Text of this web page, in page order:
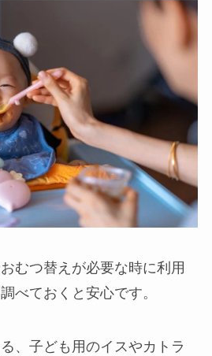
むつ替えが必要な時に利用
べておくと安心です。
、子ども用のイスやカトラ